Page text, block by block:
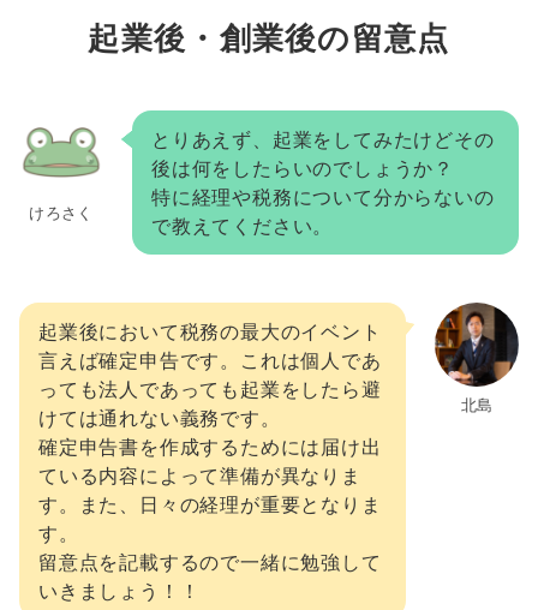
起業後・創業後の留意点
けろさく
とりあえず、起業をしてみたけどその
後は何をしたらいのでしょうか？
特に経理や税務について分からないの
で教えてください。
北島
起業後において税務の最大のイベント
言えば確定申告です。これは個人であ
っても法人であっても起業をしたら避
けては通れない義務です。
確定申告書を作成するためには届け出
ている内容によって準備が異なりま
す。また、日々の経理が重要となりま
す。
留意点を記載するので一緒に勉強して
いきましょう！！